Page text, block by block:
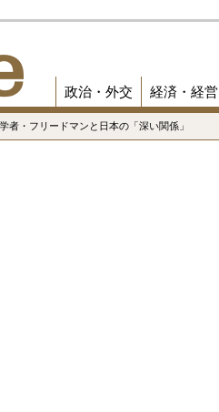
政治・外交 経済・経営
・フリードマンと日本の「深い関係」